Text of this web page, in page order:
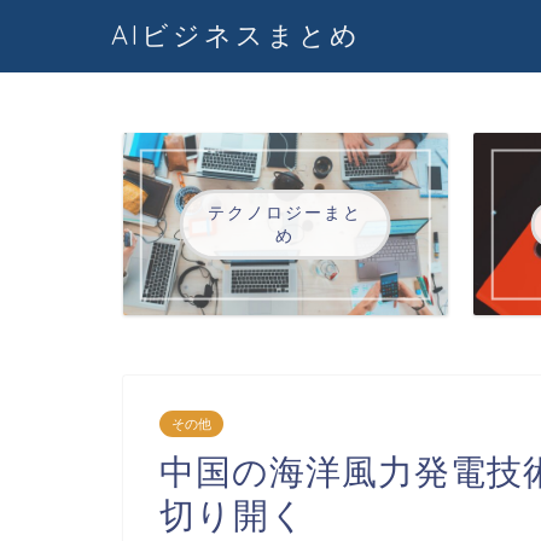
AIビジネスまとめ
テクノロジーまと
め
その他
中国の海洋風力発電
切り開く